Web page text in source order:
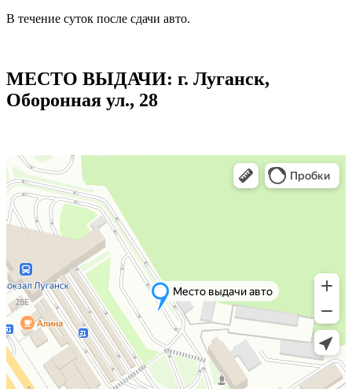
В течение суток после сдачи авто.
МЕСТО ВЫДАЧИ: г. Луганск,
Оборонная ул., 28